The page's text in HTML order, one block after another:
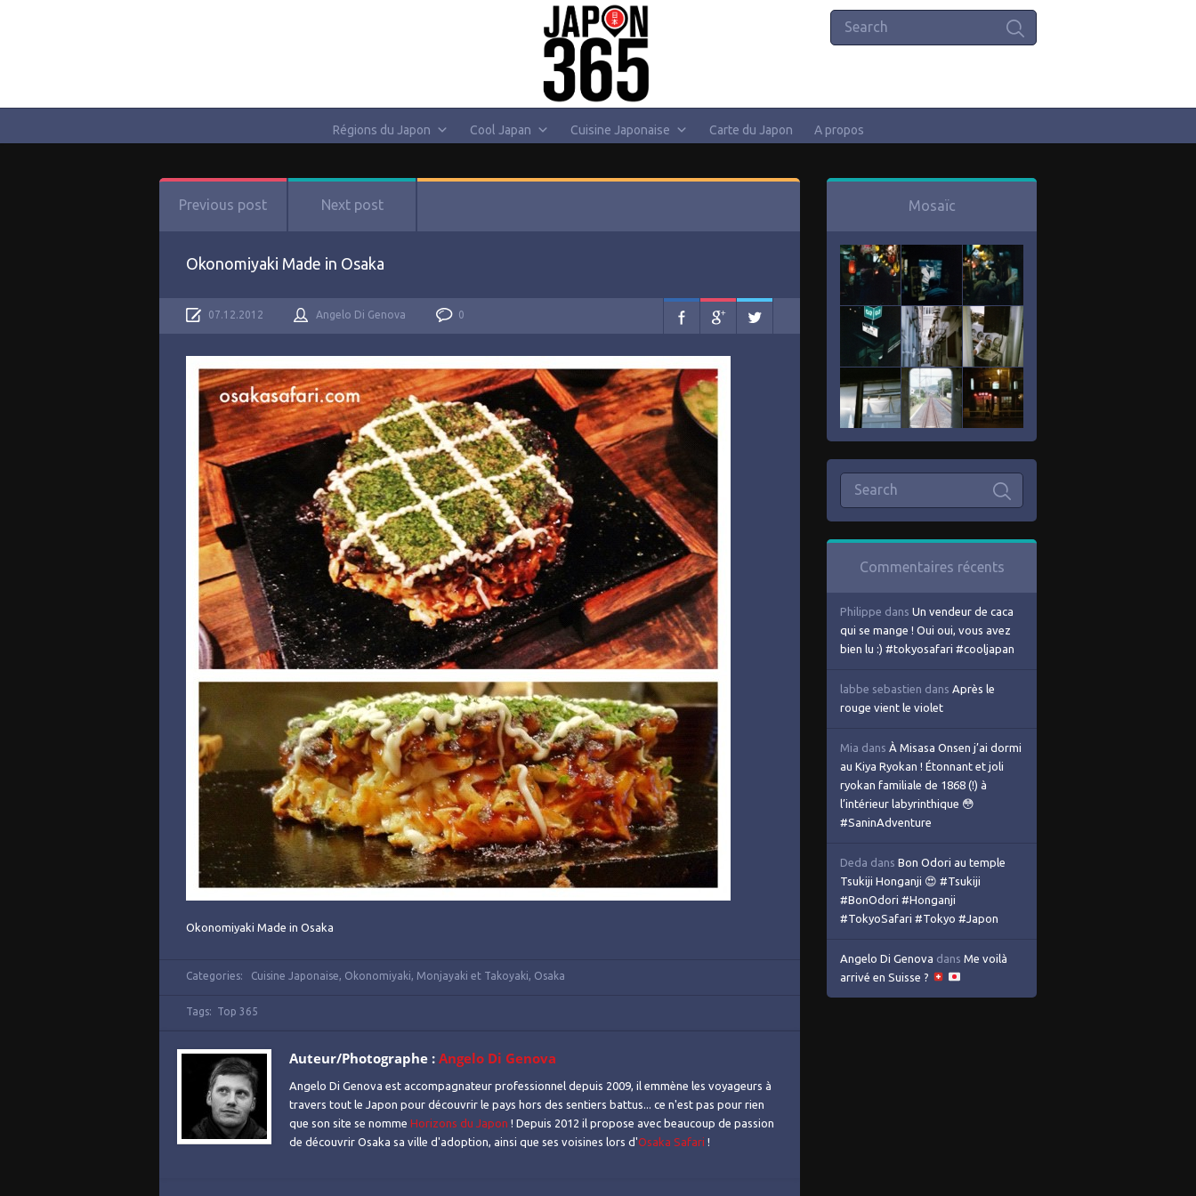
Régions du Japon Cool Japan Cuisine Japonaise Carte du Japon A propos
Previous post Next post
Okonomiyaki Made in Osaka
07.12.2012 Angelo Di Genova 0
Okonomiyaki Made in Osaka
Categories: Cuisine Japonaise, Okonomiyaki, Monjayaki et Takoyaki, Osaka
Tags: Top 365
Auteur/Photographe : Angelo Di Genova
Angelo Di Genova est accompagnateur professionnel depuis 2009, il emmène les voyageurs à
travers tout le Japon pour découvrir le pays hors des sentiers battus... ce n'est pas pour rien
que son site se nomme Horizons du Japon ! Depuis 2012 il propose avec beaucoup de passion
de découvrir Osaka sa ville d'adoption, ainsi que ses voisines lors d'Osaka Safari !
Mosaïc
Commentaires récents
Philippe dans Un vendeur de caca
qui se mange ! Oui oui, vous avez
bien lu :) #tokyosafari #cooljapan
labbe sebastien dans Après le
rouge vient le violet
Mia dans À Misasa Onsen j’ai dormi
au Kiya Ryokan ! Étonnant et joli
ryokan familiale de 1868 (!) à
l’intérieur labyrinthique 😳
#SaninAdventure
Deda dans Bon Odori au temple
Tsukiji Honganji 😍 #Tsukiji
#BonOdori #Honganji
#TokyoSafari #Tokyo #Japon
Angelo Di Genova dans Me voilà
arrivé en Suisse ?